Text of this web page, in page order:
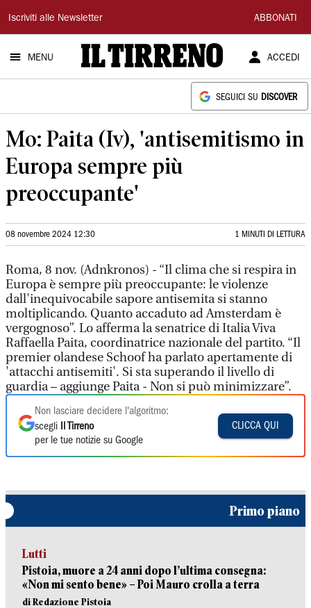
Il
Tirreno
Iscriviti alle Newsletter ABBONATI
MENU ACCEDI
SEGUICI SU DISCOVER
Mo: Paita (Iv), 'antisemitismo in
Europa sempre più
preoccupante'
08 novembre 2024 12:30 1 MINUTI DI LETTURA
Roma, 8 nov. (Adnkronos) - “Il clima che si respira in
Europa è sempre più preoccupante: le violenze
dall'inequivocabile sapore antisemita si stanno
moltiplicando. Quanto accaduto ad Amsterdam è
vergognoso”. Lo afferma la senatrice di Italia Viva
Raffaella Paita, coordinatrice nazionale del partito. “Il
premier olandese Schoof ha parlato apertamente di
'attacchi antisemiti'. Si sta superando il livello di
guardia – aggiunge Paita - Non si può minimizzare”.
Non lasciare decidere l'algoritmo:
scegli
Il Tirreno
per le tue notizie su Google
CLICCA QUI
Primo piano
Lutti
Pistoia, muore a 24 anni dopo l’ultima consegna:
«Non mi sento bene» – Poi Mauro crolla a terra
di Redazione Pistoia